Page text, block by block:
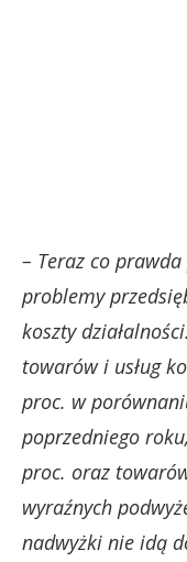
– Teraz co
problemy
koszty
towarów i usług
proc. w
poprzedniego
proc. oraz
wyraźnych
nadwyżki nie idą